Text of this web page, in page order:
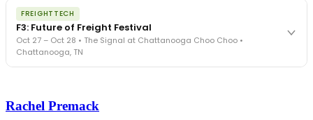
The night before F3. FreightTech100 companies honored.
FreightTech 25 and Shipper of Choice winners revealed live.
Cocktail reception into dinner and live music - 300 industry
leaders in one purpose-built room.
The Signal at Chattanooga Choo Choo • Chattanooga, TN
FREIGHTTECH
F3: Future of Freight Festival
Oct 27 – Oct 28 • The Signal at Chattanooga Choo Choo •
Chattanooga, TN
- plus the inaugural F3 Awards Dinner featuring the FreightTech
Rachel Premack